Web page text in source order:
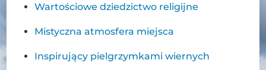
Wartościowe dziedzictwo religijne
Mistyczna atmosfera miejsca
Inspirujący pielgrzymkami wiernych